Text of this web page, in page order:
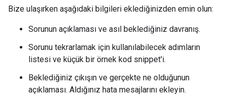
Bize ulaşırken aşağıdaki bilgileri eklediğinizden emin olun:
Sorunun açıklaması ve asıl beklediğiniz davranış.
Sorunu tekrarlamak için kullanılabilecek adımların
listesi ve küçük bir örnek kod snippet'i.
Beklediğiniz çıkışın ve gerçekte ne olduğunun
açıklaması. Aldığınız hata mesajlarını ekleyin.